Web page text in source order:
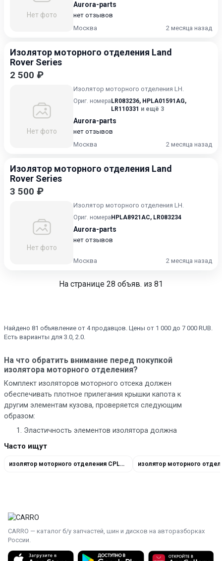
Нет фото
Aurora-parts
нет отзывов
Москва
2 месяца назад
Изолятор моторного отделения Land
Rover Series
2 500 ₽
Нет фото
Изолятор моторного отделения LH.
Ориг. номера LR083236, HPLA01591AG,
LR110331 и ещё 3
Aurora-parts
нет отзывов
Москва
2 месяца назад
Изолятор моторного отделения Land
Rover Series
3 500 ₽
Нет фото
Изолятор моторного отделения LH.
Ориг. номера HPLA8921AC, LR083234
Aurora-parts
нет отзывов
Москва 2 месяца назад
На странице 28 объяв. из 81
Найдено 81 объявление от 4 продавцов. Цены от 1 000 до 7 000 RUB.
Есть варианты для 3.0, 2.0.
На что обратить внимание перед покупкой
изолятора моторного отделения?
Комплект изоляторов моторного отсека должен
обеспечивать плотное прилегания крышки капота к
другим элементам кузова, проверяется следующим
образом:
Эластичность элементов изолятора должна
потеря эластичности, что вызовет трещины и
разрывы во время эксплуатации.
разрывов, видимых примятостей и потери
заводской геометрии.
Изолятор должен обеспечивать равномерную
герметизацию по всему периметру моторного
Часто ищут
изолятор моторного отделения CPLA01590CE
CARRO — каталог б/у запчастей, шин и дисков на авторазборках
России.